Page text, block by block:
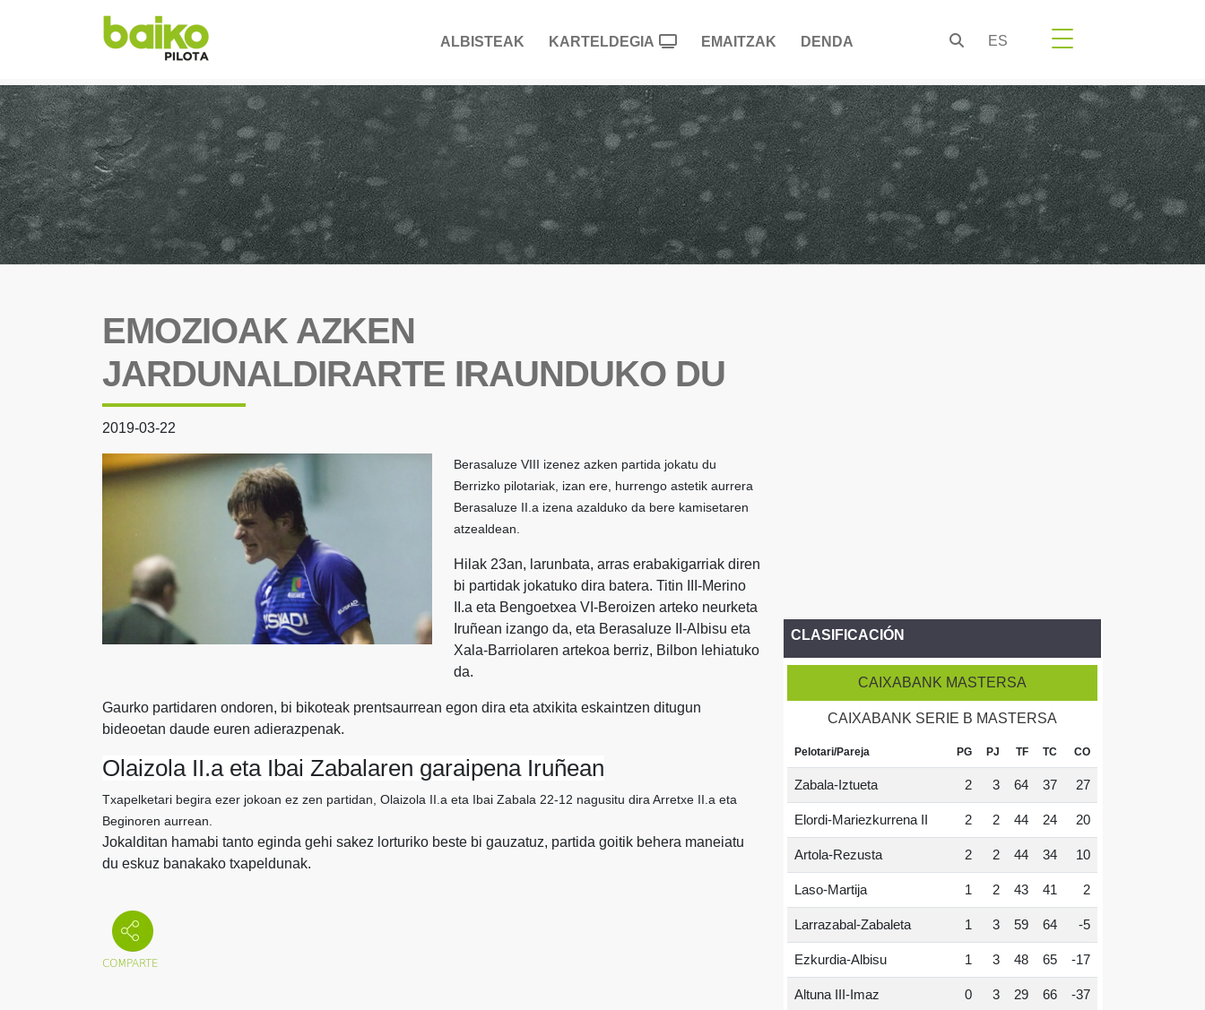
ALBISTEAK KARTELDEGIA EMAITZAK DENDA ES
EMOZIOAK AZKEN
JARDUNALDIRARTE IRAUNDUKO DU
2019-03-22
Berasaluze VIII izenez azken partida jokatu du
Berrizko pilotariak, izan ere, hurrengo astetik aurrera
Berasaluze II.a izena azalduko da bere kamisetaren
atzealdean.
Hilak 23an, larunbata, arras erabakigarriak diren
bi partidak jokatuko dira batera. Titin III-Merino
II.a eta Bengoetxea VI-Beroizen arteko neurketa
Iruñean izango da, eta Berasaluze II-Albisu eta
Xala-Barriolaren artekoa berriz, Bilbon lehiatuko
da.
Gaurko partidaren ondoren, bi bikoteak prentsaurrean egon dira eta atxikita eskaintzen ditugun
bideoetan daude euren adierazpenak.
Olaizola II.a eta Ibai Zabalaren garaipena Iruñean
Txapelketari begira ezer jokoan ez zen partidan, Olaizola II.a eta Ibai Zabala 22-12 nagusitu dira Arretxe II.a eta
Beginoren aurrean.
Jokalditan hamabi tanto eginda gehi sakez lorturiko beste bi gauzatuz, partida goitik behera maneiatu
du eskuz banakako txapeldunak.
CLASIFICACIÓN
CAIXABANK MASTERSA
CAIXABANK SERIE B MASTERSA
Pelotari/Pareja PG PJ TF TC CO
Zabala-Iztueta 2 3 64 37 27
Elordi-Mariezkurrena II 2 2 44 24 20
Artola-Rezusta 2 2 44 34 10
Laso-Martija 1 2 43 41 2
Larrazabal-Zabaleta 1 3 59 64 -5
Ezkurdia-Albisu 1 3 48 65 -17
Altuna III-Imaz 0 3 29 66 -37